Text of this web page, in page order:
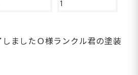
ましたＯ様ランクル君の塗装